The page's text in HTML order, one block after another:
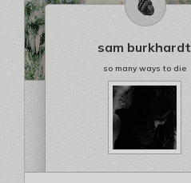
sam burkhardt
so many ways to die